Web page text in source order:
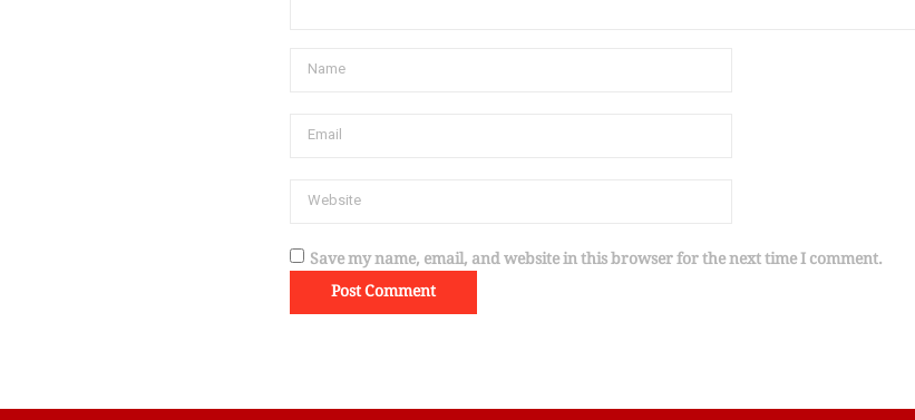
Save my name, email, and website in this browser for the next time I comment.